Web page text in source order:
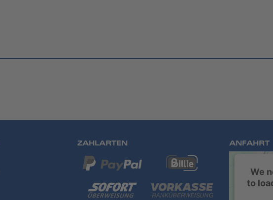
ZAHLARTEN ANFAHRT
We
to